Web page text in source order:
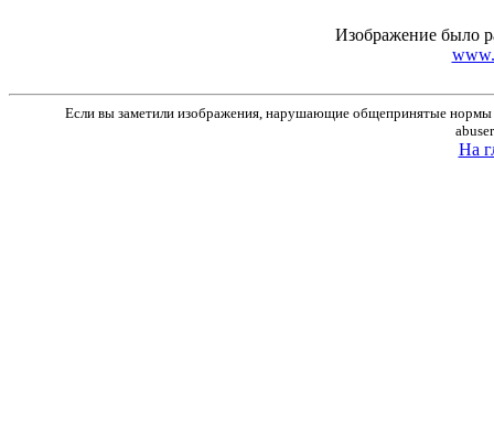
Изображение было
Если вы заметили изображения, нарушающие общепринятые нормы
На